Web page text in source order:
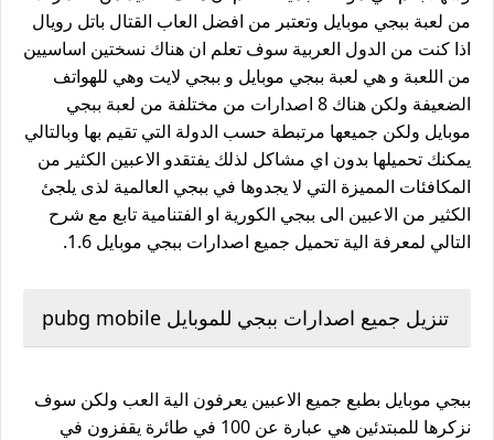
من لعبة ببجي موبايل وتعتبر من افضل العاب القتال باتل رويال
اذا كنت من الدول العربية سوف تعلم ان هناك نسختين اساسيين
من اللعبة و هي لعبة ببجي موبايل و ببجي لايت وهي للهواتف
الضعيفة ولكن هناك 8 اصدارات من مختلفة من لعبة ببجي
موبايل ولكن جميعها مرتبطة حسب الدولة التي تقيم بها وبالتالي
يمكنك تحميلها بدون اي مشاكل لذلك يفتقدو الاعبين الكثير من
المكافئات المميزة التي لا يجدوها في ببجي العالمية لذى يلجئ
الكثير من الاعبين الى ببجي الكورية او الفتنامية تابع مع شرح
التالي لمعرفة الية تحميل جميع اصدارات ببجي موبايل 1.6.
تنزيل جميع اصدارات ببجي للموبايل pubg mobile
ببجي موبايل بطبع جميع الاعبين يعرفون الية العب ولكن سوف
نزكرها للمبتدئين هي عبارة عن 100 في طائرة يقفزون في